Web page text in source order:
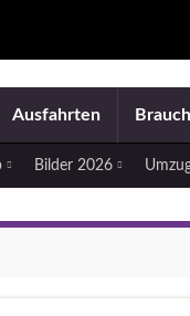
Ausfahrten
Bilder 2026